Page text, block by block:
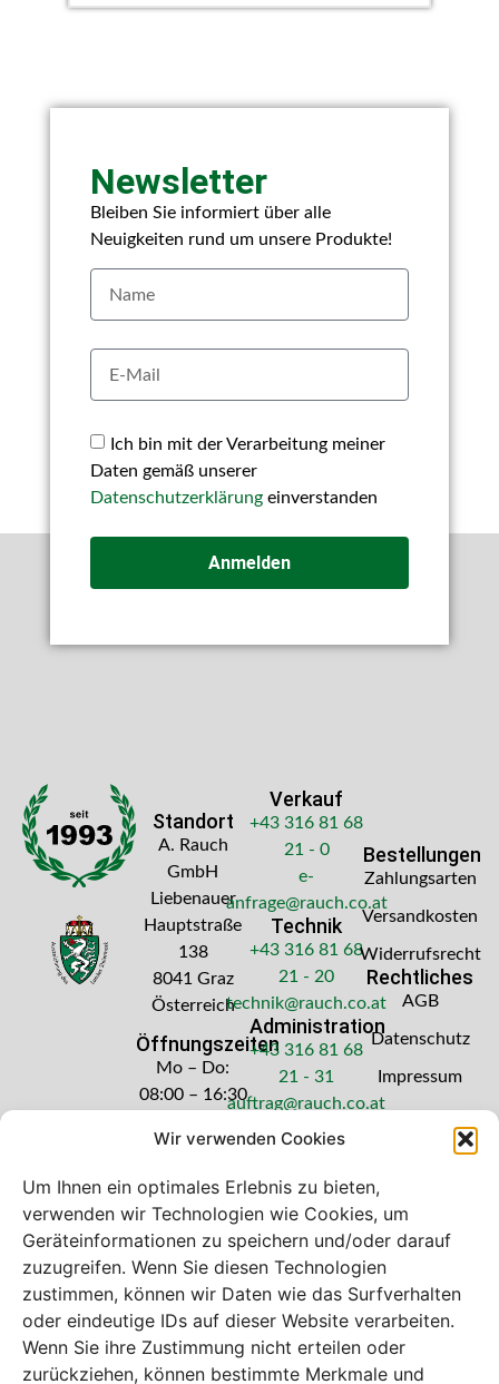
Wir verwenden Cookies
Um Ihnen ein optimales Erlebnis zu bieten,
verwenden wir Technologien wie Cookies, um
Geräteinformationen zu speichern und/oder darauf
zuzugreifen. Wenn Sie diesen Technologien
zustimmen, können wir Daten wie das Surfverhalten
oder eindeutige IDs auf dieser Website verarbeiten.
Wenn Sie ihre Zustimmung nicht erteilen oder
zurückziehen, können bestimmte Merkmale und
Newsletter
Bleiben Sie informiert über alle
Neuigkeiten rund um unsere Produkte!
Ich bin mit der Verarbeitung meiner
Daten gemäß unserer
Datenschutzerklärungeinverstanden
Anmelden
Standort
A. Rauch
GmbH
Liebenauer
Hauptstraße
138
8041 Graz
Österreich
Öffnungszeiten
Mo – Do:
08:00 – 16:30
Freitag: 08:00
Verkauf
+43 316 81 68
21 - 0
e-
anfrage@rauch.co.at
Technik
+43 316 81 68
21 - 20
technik@rauch.co.at
Administration
+43 316 81 68
21 - 31
auftrag@rauch.co.at
Bestellungen
Zahlungsarten
Versandkosten
Widerrufsrecht
Rechtliches
AGB
Datenschutz
Impressum
Bei diesem Webshop handelt es sich um
einen B2B-Webshop
A. Rauch GmbH – Ihr Experte aus Österreich für Waagen,